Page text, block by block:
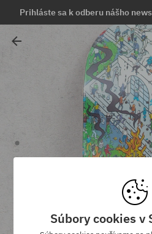
Prihláste sa k odberu nášho
Súbory cookies v